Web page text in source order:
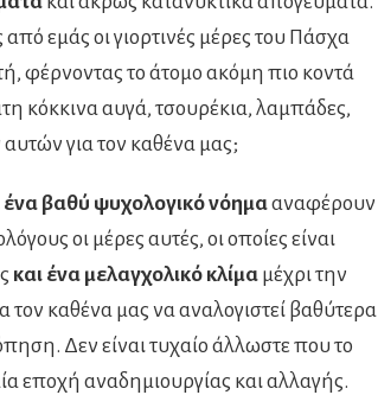
εμάς οι γιορτινές μέρες του Πάσχα
φέρνοντας το άτομο ακόμη πιο κοντά
κόκκινα αυγά, τσουρέκια, λαμπάδες,
για τον καθένα μας;
ένα βαθύ ψυχολογικό νόημααναφέρουν
οι μέρες αυτές, οι οποίες είναι
και ένα μελαγχολικό κλίμα μέχρι την
καθένα μας να αναλογιστεί βαθύτερα
Δεν είναι τυχαίο άλλωστε που το
εποχή αναδημιουργίας και αλλαγής.